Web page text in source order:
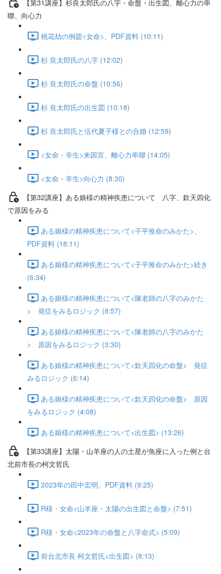
【第31講座】杉良太郎氏の八字・命盤・出生図、離心力の串
聯、向心力
桃花劫の例題<女命>、PDF資料 (10:11)
杉 良太郎氏の八字 (12:02)
杉 良太郎氏の命盤 (10:56)
杉 良太郎氏の出生図 (10:18)
杉 良太郎氏と伍代夏子様との合婚 (12:59)
<女命・辛生>来因宮、離心力串聯 (14:05)
<女命・辛生>向心力 (8:30)
【第32講座】ある娘様の精神疾患について 八字、欽天四化
で原因をみる
ある娘様の精神疾患について<子平推命のみかた>、
PDF資料 (18:11)
ある娘様の精神疾患について<子平推命のみかた>続き
(6:34)
ある娘様の精神疾患について<陳老師の八字のみかた
> 発症をみるロジック (8:57)
ある娘様の精神疾患について<陳老師の八字のみかた
> 原因をみるロジック (3:30)
ある娘様の精神疾患について<欽天四化の命盤> 発症
みるロジック (6:14)
ある娘様の精神疾患について<欽天四化の命盤> 原因
をみるロジック (4:08)
ある娘様の精神疾患について<出生図> (13:26)
【第33講座】太陽・山羊座の人の土星が魚座に入った例と台
北前市長の柯文哲氏
2023年の田中宏明、PDF資料 (9:25)
R様・女命<山羊座・太陽の出生図と命盤> (7:51)
R様・女命<2023年の命盤と八字命式> (5:09)
前台北市長 柯文哲氏<出生図> (8:13)